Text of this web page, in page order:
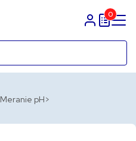
Prihlasit sa
0
Meranie pH